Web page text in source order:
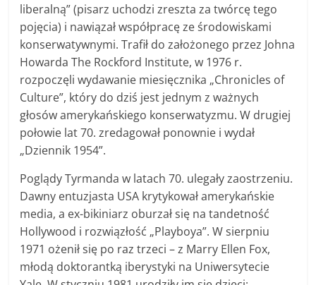
liberalną” (pisarz uchodzi zreszta za twórcę tego
pojęcia) i nawiązał współpracę ze środowiskami
konserwatywnymi. Trafił do założonego przez Johna
Howarda The Rockford Institute, w 1976 r.
rozpoczęli wydawanie miesięcznika „Chronicles of
Culture”, który do dziś jest jednym z ważnych
głosów amerykańskiego konserwatyzmu. W drugiej
połowie lat 70. zredagował ponownie i wydał
„Dziennik 1954”.
Poglądy Tyrmanda w latach 70. ulegały zaostrzeniu.
Dawny entuzjasta USA krytykował amerykańskie
media, a ex-bikiniarz oburzał się na tandetność
Hollywood i rozwiązłość „Playboya”. W sierpniu
1971 ożenił się po raz trzeci – z Marry Ellen Fox,
młodą doktorantką iberystyki na Uniwersytecie